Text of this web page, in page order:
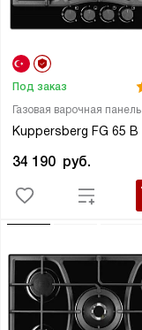
Газовая варочная панель
Kuppersberg FG 65 B
Под заказ
34 190 руб.